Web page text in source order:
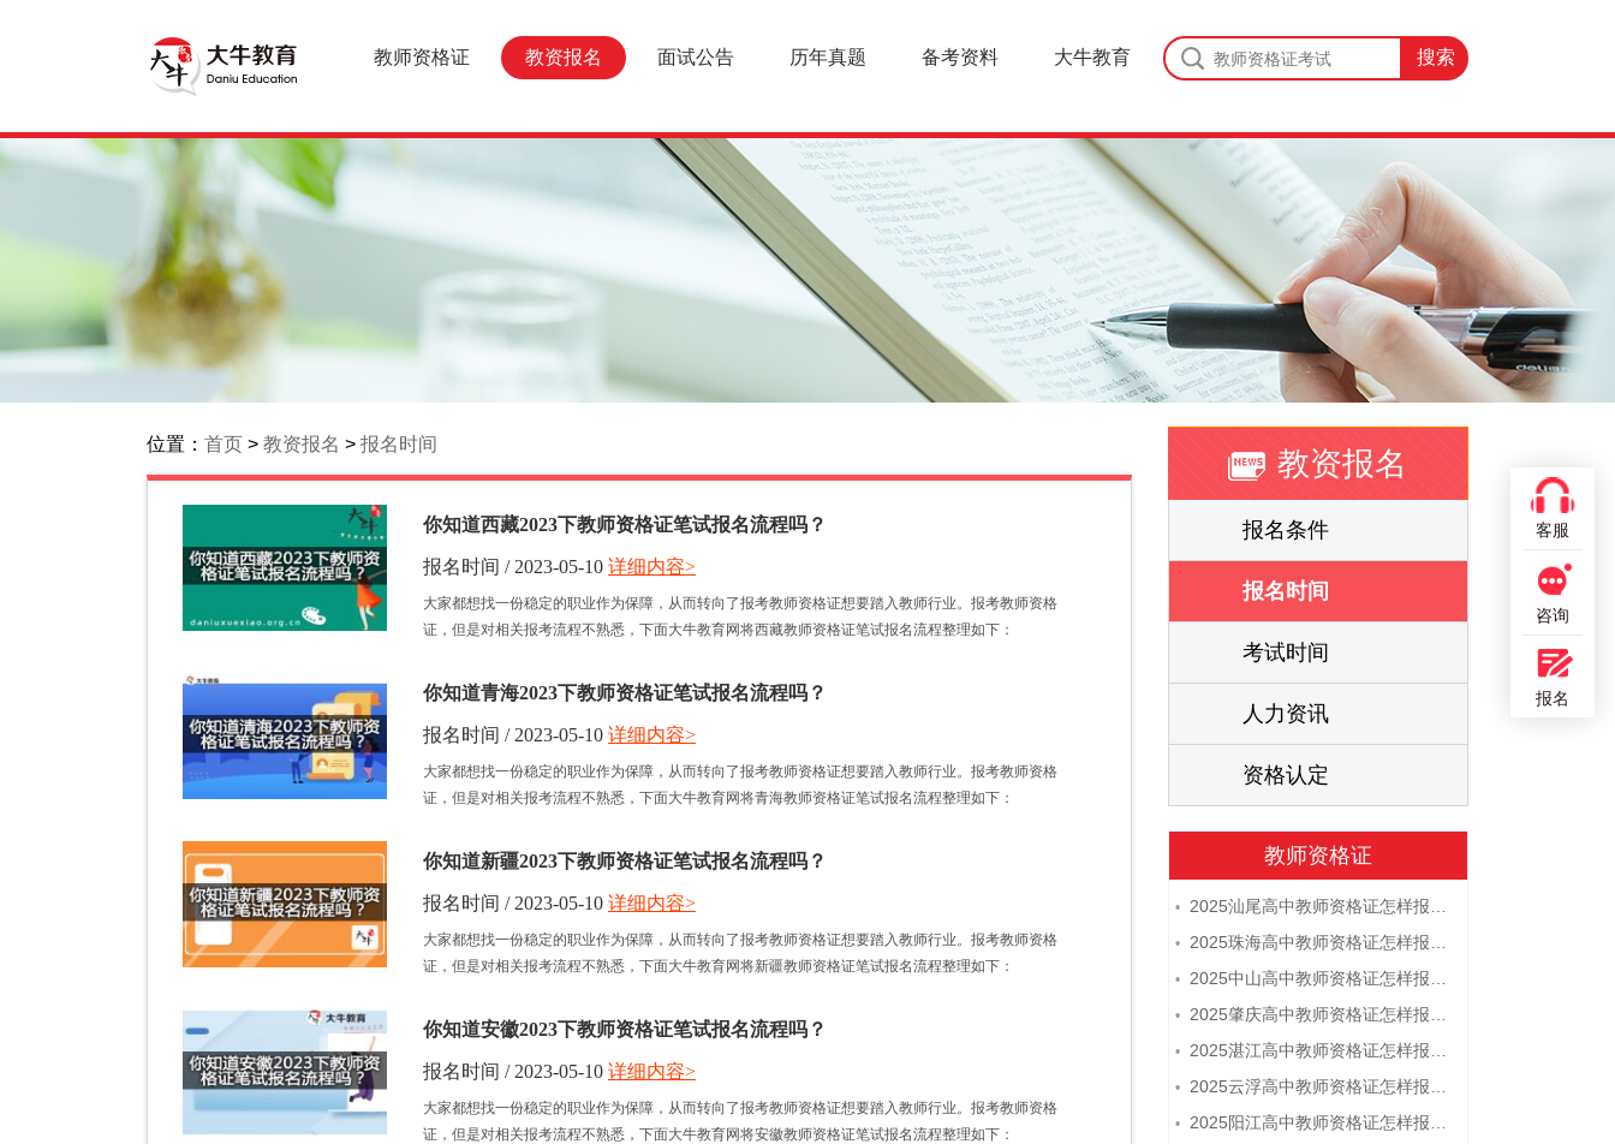
教师资格证 教资报名 面试公告 历年真题 备考资料 大牛教育
位置： 首页 > 教资报名 > 报名时间
你知道西藏2023下教师资格证笔试报名流程吗？
报名时间 / 2023-05-10
大家都想找一份稳定的职业作为保障，从而转向了报考教师资格证想要踏入教师行业。报考教师资格
证，但是对相关报考流程不熟悉，下面大牛教育网将西藏教师资格证笔试报名流程整理如下：
详细内容>
你知道青海2023下教师资格证笔试报名流程吗？
报名时间 / 2023-05-10
大家都想找一份稳定的职业作为保障，从而转向了报考教师资格证想要踏入教师行业。报考教师资格
证，但是对相关报考流程不熟悉，下面大牛教育网将青海教师资格证笔试报名流程整理如下：
详细内容>
你知道新疆2023下教师资格证笔试报名流程吗？
报名时间 / 2023-05-10
大家都想找一份稳定的职业作为保障，从而转向了报考教师资格证想要踏入教师行业。报考教师资格
证，但是对相关报考流程不熟悉，下面大牛教育网将新疆教师资格证笔试报名流程整理如下：
详细内容>
你知道安徽2023下教师资格证笔试报名流程吗？
报名时间 / 2023-05-10
大家都想找一份稳定的职业作为保障，从而转向了报考教师资格证想要踏入教师行业。报考教师资格
证，但是对相关报考流程不熟悉，下面大牛教育网将安徽教师资格证笔试报名流程整理如下：
详细内容>
教资报名
报名条件
报名时间
报名时间
考试时间
人力资讯
资格认定
资格认定
教师资格证
• 2025汕尾高中教师资格证怎样报名 附流程
• 2025珠海高中教师资格证怎样报名 附流程
• 2025中山高中教师资格证怎样报名 附流程
• 2025肇庆高中教师资格证怎样报名 附流程
• 2025湛江高中教师资格证怎样报名 附流程
• 2025云浮高中教师资格证怎样报名 附流程
• 2025阳江高中教师资格证怎样报名 附流程
客服
咨询
报名